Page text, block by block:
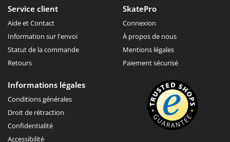
Service client
Aide et Contact
Information sur l'envoi
Statut de la commande
Retours
SkatePro
Connexion
À propos de nous
Mentions légales
Paiement sécurisé
Informations légales
Conditions générales
Droit de rétraction
Confidentialité
Accessibilité